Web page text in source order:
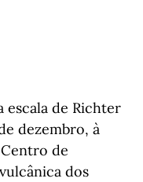
escala de Richter
dezembro, à
de
dos